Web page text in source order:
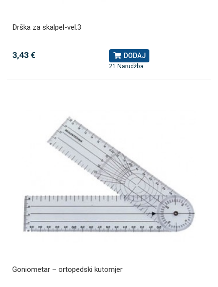
Drška za skalpel-vel.3
3,43 € DODAJ
21 Narudžba
Goniometar – ortopedski kutomjer